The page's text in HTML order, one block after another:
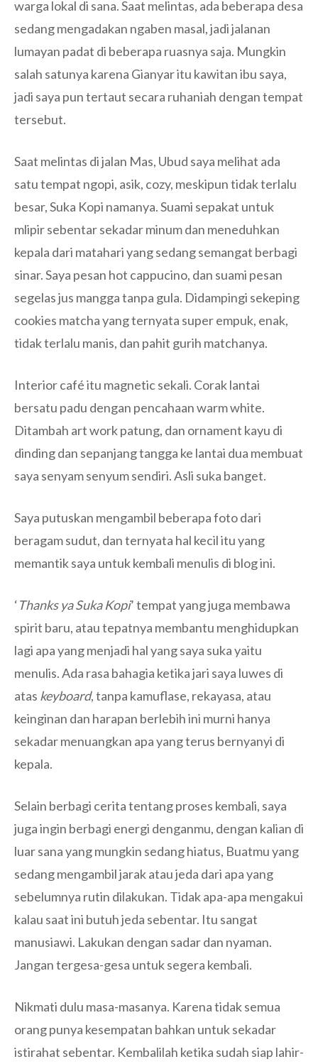
warga lokal di sana. Saat melintas, ada beberapa desa
sedang mengadakan ngaben masal, jadi jalanan
lumayan padat di beberapa ruasnya saja. Mungkin
salah satunya karena Gianyar itu kawitan ibu saya,
jadi saya pun tertaut secara ruhaniah dengan tempat
tersebut.
Saat melintas di jalan Mas, Ubud saya melihat ada
satu tempat ngopi, asik, cozy, meskipun tidak terlalu
besar, Suka Kopi namanya. Suami sepakat untuk
mlipir sebentar sekadar minum dan meneduhkan
kepala dari matahari yang sedang semangat berbagi
sinar. Saya pesan hot cappucino, dan suami pesan
segelas jus mangga tanpa gula. Didampingi sekeping
cookies matcha yang ternyata super empuk, enak,
tidak terlalu manis, dan pahit gurih matchanya.
Interior café itu magnetic sekali. Corak lantai
bersatu padu dengan pencahaan warm white.
Ditambah art work patung, dan ornament kayu di
dinding dan sepanjang tangga ke lantai dua membuat
saya senyam senyum sendiri. Asli suka banget.
Saya putuskan mengambil beberapa foto dari
beragam sudut, dan ternyata hal kecil itu yang
memantik saya untuk kembali menulis di blog ini.
‘Thanks ya Suka Kopi’ tempat yang juga membawa
spirit baru, atau tepatnya membantu menghidupkan
lagi apa yang menjadi hal yang saya suka yaitu
menulis. Ada rasa bahagia ketika jari saya luwes di
atas keyboard, tanpa kamuflase, rekayasa, atau
keinginan dan harapan berlebih ini murni hanya
sekadar menuangkan apa yang terus bernyanyi di
kepala.
Selain berbagi cerita tentang proses kembali, saya
juga ingin berbagi energi denganmu, dengan kalian di
luar sana yang mungkin sedang hiatus, Buatmu yang
sedang mengambil jarak atau jeda dari apa yang
sebelumnya rutin dilakukan. Tidak apa-apa mengakui
kalau saat ini butuh jeda sebentar. Itu sangat
manusiawi. Lakukan dengan sadar dan nyaman.
Jangan tergesa-gesa untuk segera kembali.
Nikmati dulu masa-masanya. Karena tidak semua
orang punya kesempatan bahkan untuk sekadar
istirahat sebentar. Kembalilah ketika sudah siap lahir-